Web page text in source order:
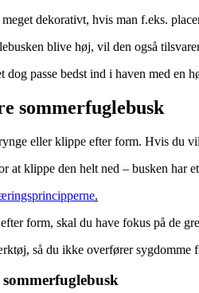
dekorativt, hvis man f.eks.
blive høj, vil den også
passe bedst ind i haven med en
sommerfuglebusk
eller klippe efter form. Hvis du
at klippe den helt ned – busken har
.
form, skal du have fokus på de
så du ikke overfører